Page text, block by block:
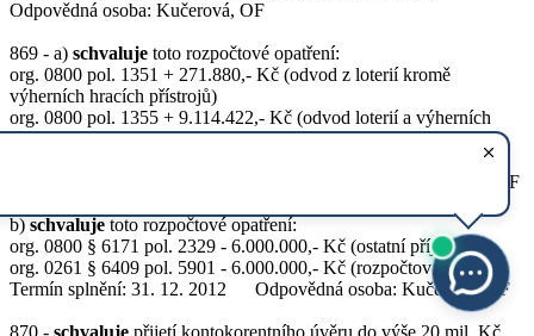
Odpovědná osoba: Kučerová, OF
869 - a) schvaluje toto rozpočtové opatření:
org. 0800 pol. 1351 + 271.880,- Kč (odvod z loterií kromě
výherních hracích přístrojů)
org. 0800 pol. 1355 + 9.114.422,- Kč (odvod loterií a výherních
hracích přístrojů)
Termín splnění: 31. 12. 2012 Odpovědná osoba: Kučerová, OF
b) schvaluje toto rozpočtové opatření:
org. 0800 § 6171 pol. 2329 - 6.000.000,- Kč (ostatní příjmy)
org. 0261 § 6409 pol. 5901 - 6.000.000,- Kč (rozpočtová rezerva)
Termín splnění: 31. 12. 2012 Odpovědná osoba: Kučerová, OF
870 - schvaluje přijetí kontokorentního úvěru do výše 20 mil. Kč